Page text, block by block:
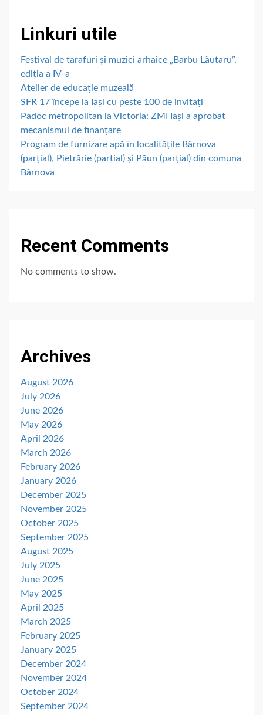
Linkuri utile
Festival de tarafuri și muzici arhaice „Barbu Lăutaru”,
ediția a IV-a
Atelier de educație muzeală
SFR 17 începe la Iași cu peste 100 de invitați
Padoc metropolitan la Victoria: ZMI Iași a aprobat
mecanismul de finanțare
Program de furnizare apă în localitățile Bârnova
(parțial), Pietrărie (parțial) și Păun (parțial) din comuna
Bârnova
Recent Comments
No comments to show.
Archives
August 2026
July 2026
June 2026
May 2026
April 2026
March 2026
February 2026
January 2026
December 2025
November 2025
October 2025
September 2025
August 2025
July 2025
June 2025
May 2025
April 2025
March 2025
February 2025
January 2025
December 2024
November 2024
October 2024
September 2024